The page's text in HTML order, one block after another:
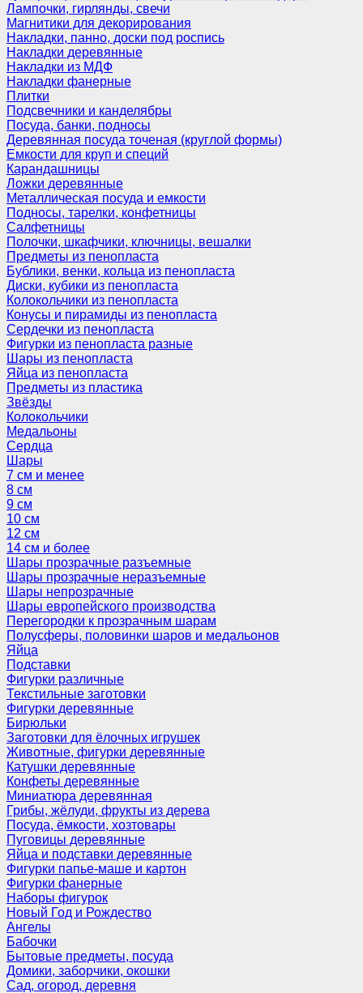
Лампочки, гирлянды, свечи
Магнитики для декорирования
Накладки, панно, доски под роспись
Накладки деревянные
Накладки из МДФ
Накладки фанерные
Плитки
Подсвечники и канделябры
Посуда, банки, подносы
Деревянная посуда точеная (круглой формы)
Емкости для круп и специй
Карандашницы
Ложки деревянные
Металлическая посуда и емкости
Подносы, тарелки, конфетницы
Салфетницы
Полочки, шкафчики, ключницы, вешалки
Предметы из пенопласта
Бублики, венки, кольца из пенопласта
Диски, кубики из пенопласта
Колокольчики из пенопласта
Конусы и пирамиды из пенопласта
Сердечки из пенопласта
Фигурки из пенопласта разные
Шары из пенопласта
Яйца из пенопласта
Предметы из пластика
Звёзды
Колокольчики
Медальоны
Сердца
Шары
7 см и менее
8 см
9 см
10 см
12 см
14 см и более
Шары прозрачные разъемные
Шары прозрачные неразъемные
Шары непрозрачные
Шары европейского производства
Перегородки к прозрачным шарам
Полусферы, половинки шаров и медальонов
Яйца
Подставки
Фигурки различные
Текстильные заготовки
Фигурки деревянные
Бирюльки
Заготовки для ёлочных игрушек
Животные, фигурки деревянные
Катушки деревянные
Конфеты деревянные
Миниатюра деревянная
Грибы, жёлуди, фрукты из дерева
Посуда, ёмкости, хозтовары
Пуговицы деревянные
Яйца и подставки деревянные
Фигурки папье-маше и картон
Фигурки фанерные
Наборы фигурок
Новый Год и Рождество
Ангелы
Бабочки
Бытовые предметы, посуда
Домики, заборчики, окошки
Сад, огород, деревня